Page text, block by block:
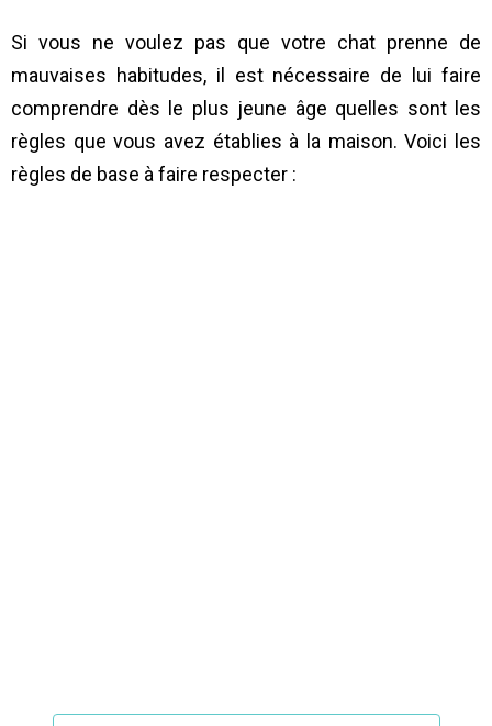
Si vous ne voulez pas que votre chat prenne de
mauvaises habitudes, il est nécessaire de lui faire
comprendre dès le plus jeune âge quelles sont les
règles que vous avez établies à la maison. Voici les
règles de base à faire respecter :